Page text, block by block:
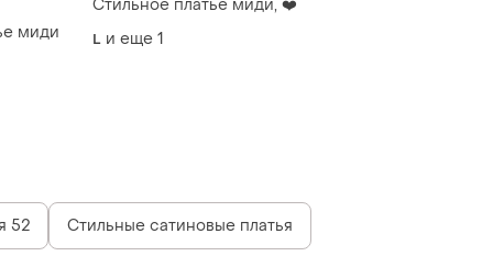
миди
Стильное платье миди, ❤️
L и еще 1
52 Стильные сатиновые платья